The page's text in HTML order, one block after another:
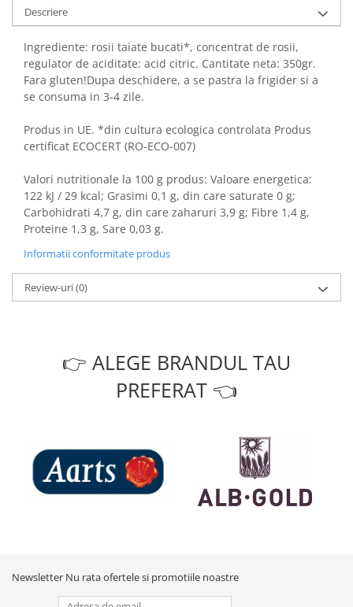
Descriere
Ingrediente: rosii taiate bucati*, concentrat de rosii,
regulator de aciditate: acid citric. Cantitate neta: 350gr.
Fara gluten!Dupa deschidere, a se pastra la frigider si a
se consuma in 3-4 zile.
Produs in UE. *din cultura ecologica controlata Produs
certificat ECOCERT (RO-ECO-007)
Valori nutritionale la 100 g produs: Valoare energetica:
122 kJ / 29 kcal; Grasimi 0,1 g, din care saturate 0 g;
Carbohidrati 4,7 g, din care zaharuri 3,9 g; Fibre 1,4 g,
Proteine 1,3 g, Sare 0,03 g.
Informatii conformitate produs
Review-uri(0)
👉 ALEGE BRANDUL TAU
PREFERAT 👈
Newsletter Nu rata ofertele si promotiile noastre